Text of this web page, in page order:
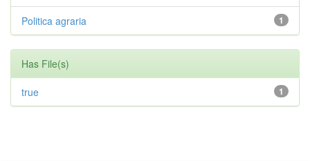
1
Politica agraria
Has File(s)
1
true